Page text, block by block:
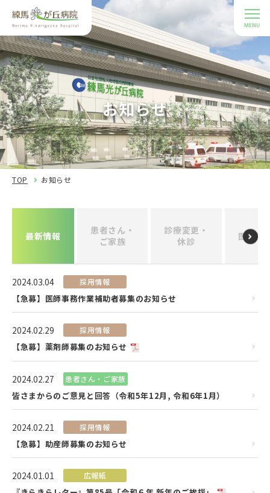
お知らせ
TOP お知らせ
最新情報
患者さん・
ご家族
診療変更・
休診
医療関
2024.03.04 採用情報
【急募】医師事務作業補助者募集のお知らせ
2024.02.29 採用情報
【急募】薬剤師募集のお知らせ
2024.02.27 患者さん・ご家族
皆さまからのご意見と回答（令和5年12月, 令和6年1月）
2024.02.21 採用情報
【急募】助産師募集のお知らせ
2024.01.01 広報紙